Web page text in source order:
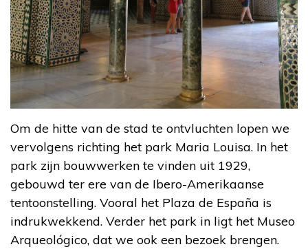
Om de hitte van de stad te ontvluchten lopen we
vervolgens richting het park Maria Louisa. In het
park zijn bouwwerken te vinden uit 1929,
gebouwd ter ere van de Ibero-Amerikaanse
tentoonstelling. Vooral het Plaza de España is
indrukwekkend. Verder het park in ligt het Museo
Arqueológico, dat we ook een bezoek brengen.